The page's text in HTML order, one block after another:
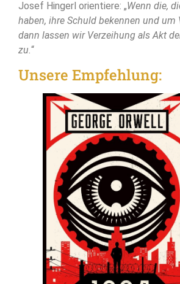
Josef Hingerl orientiere: „Wenn die,
haben, ihre Schuld bekennen und um
dann lassen wir Verzeihung als Akt
zu. “
Unsere Empfehlung: